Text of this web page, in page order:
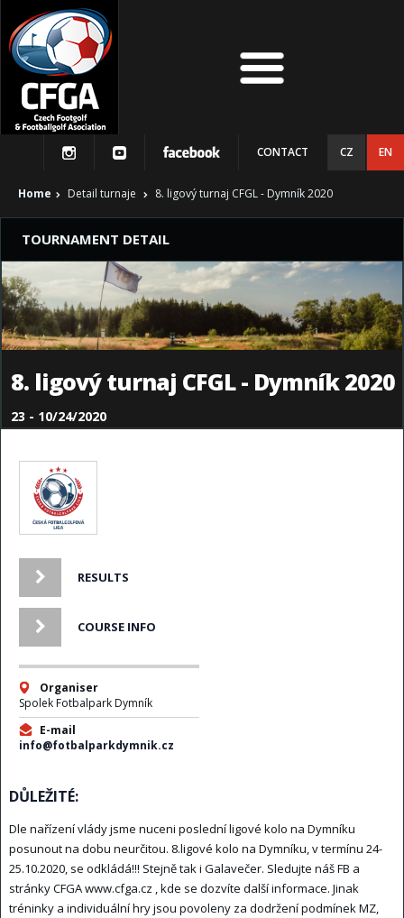
CONTACT CZ EN
Home Detail turnaje 8. ligový turnaj CFGL - Dymník 2020
TOURNAMENT DETAIL
8. ligový turnaj CFGL - Dymník 2020
23 - 10/24/2020
RESULTS
COURSE INFO
Organiser
Spolek Fotbalpark Dymník
E-mail
info@fotbalparkdymnik.cz
DŮLEŽITÉ:
Dle nařízení vlády jsme nuceni poslední ligové kolo na Dymníku
posunout na dobu neurčitou. 8.ligové kolo na Dymníku, v termínu 24-
25.10.2020, se odkládá!!! Stejně tak i Galavečer. Sledujte náš FB a
stránky CFGA www.cfga.cz , kde se dozvíte další informace. Jinak
tréninky a individuální hry jsou povoleny za dodržení podmínek MZ,